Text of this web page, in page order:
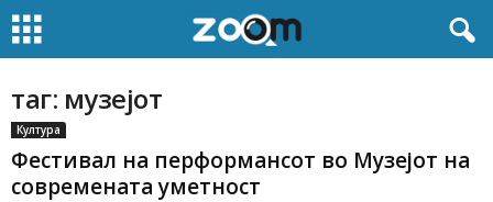
таг: музејот
Култура
Фестивал на перформансот во Музејот на
современата уметност